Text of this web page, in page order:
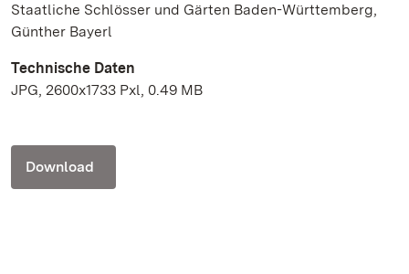
Staatliche Schlösser und Gärten Baden-Württemberg,
Günther Bayerl
Technische Daten
JPG, 2600x1733 Pxl, 0.49 MB
Download